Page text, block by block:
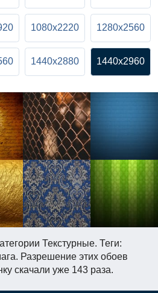
Текстурные. Теги:
Разрешение этих обоев
скачали уже 143 раза.
1080x2220 1280x2560
1440x2880 1440x2960